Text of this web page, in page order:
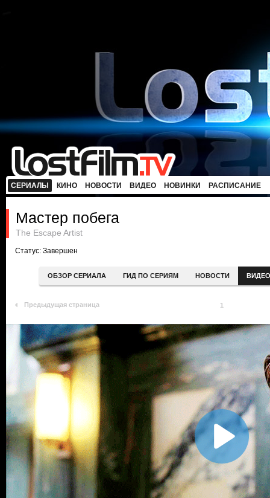
СЕРИАЛЫ КИНО НОВОСТИ ВИДЕО НОВИНКИ РАСПИСАНИЕ
Мастер побега
The Escape Artist
Статус: Завершен
ОБЗОР СЕРИАЛА ГИД ПО СЕРИЯМ НОВОСТИ ВИДЕО
Предыдущая страница 1